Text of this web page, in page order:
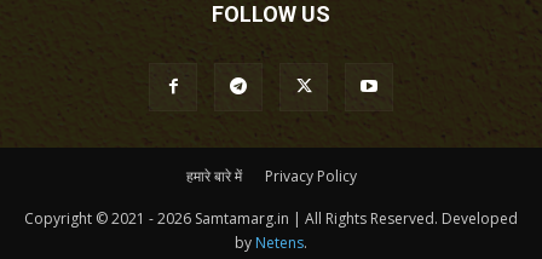
FOLLOW US
हमारे बारे में Privacy Policy
Copyright © 2021 - 2026 Samtamarg.in | All Rights Reserved. Developed
by Netens.